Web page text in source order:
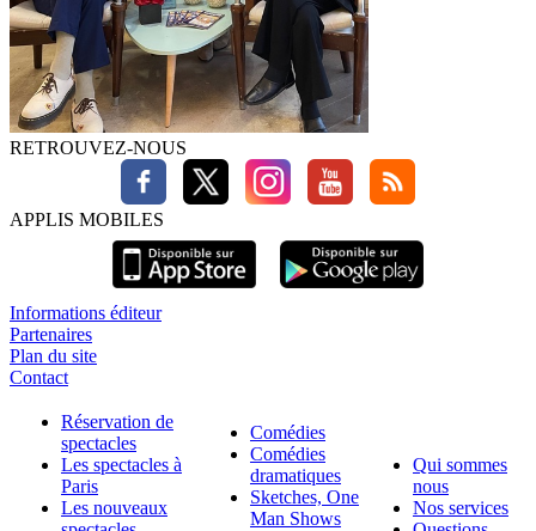
RETROUVEZ-NOUS
APPLIS MOBILES
Informations éditeur
Partenaires
Plan du site
Contact
Réservation de
spectacles
Les spectacles à
Paris
Les nouveaux
Comédies
Comédies
dramatiques
Sketches, One
Man Shows
Qui sommes
nous
Nos services